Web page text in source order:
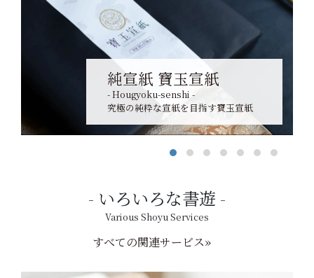
純宣紙 寶玉宣紙
- Hougyoku-senshi -
究極の純粋な宣紙を目指す寶玉宣紙
いろいろな書遊
Various Shoyu Services
すべての関連サービス»